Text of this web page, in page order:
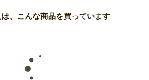
、こんな商品を買っています